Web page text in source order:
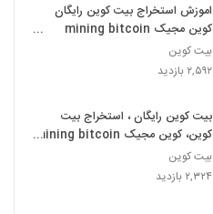
اموزش استخراج بیت کوین رایگان
کوین مجیک mining bitcoin
2019
بیت کوین
۲,۵۹۲ بازدید
بیت کوین رایگان ، استخراج بیت
کوین، کوین مجیک mining bitcoin
2019
بیت کوین
۲,۳۲۴ بازدید